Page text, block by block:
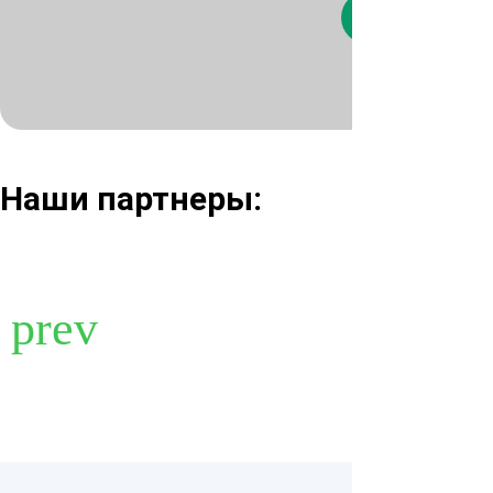
Нажимая
Наши партнеры: